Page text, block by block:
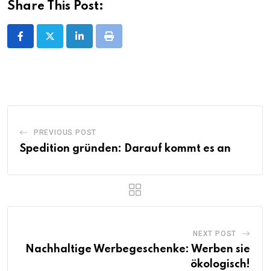
Share This Post:
LinkedInPrint
PREVIOUS POST
Spedition gründen: Darauf kommt es an
NEXT POST
Nachhaltige Werbegeschenke: Werben sie
ökologisch!